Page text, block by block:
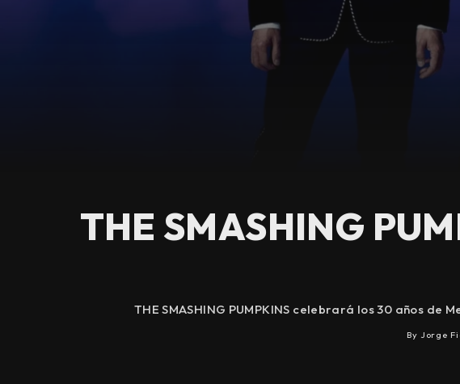
THE SMASHING
THE SMASHING PUMPKINS celebrará los 30 años
By Jorge